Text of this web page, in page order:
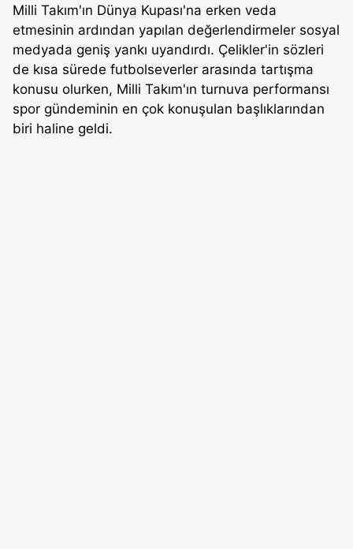
Milli Takım'ın Dünya Kupası'na erken veda
etmesinin ardından yapılan değerlendirmeler sosyal
medyada geniş yankı uyandırdı. Çelikler'in sözleri
de kısa sürede futbolseverler arasında tartışma
konusu olurken, Milli Takım'ın turnuva performansı
spor gündeminin en çok konuşulan başlıklarından
biri haline geldi.